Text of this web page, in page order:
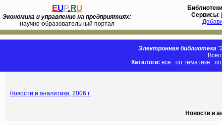
EUP.RU
Экономика и управление на предприятиях:
научно-образовательный портал
Библиотеки
Сервисы:
Электронная библиотека
Каталоги: все : по тематике :
Новости и аналитика, 2006 г.
Новости и